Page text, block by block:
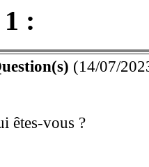
:
(14/07/
êtes-vous ?